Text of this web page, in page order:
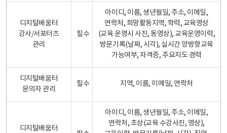
디지털배움터
강사/서포터즈
관리
필수
아이디, 이름, 생년월일, 주소, 이메일,
연락처, 희망활동지역, 학력, 교육영상
(교육 운영시 사진, 동영상), 교육운영이력,
방문기록(날짜, 시각), 실시간 양방향교육
가능여부, 자격증, 주요지도 경력
디지털배움터
문의자 관리
필수 지역, 이름, 이메일, 연락처
디지털배움터
아이디, 이름, 생년월일, 주소, 이메일,
연락처, 초상(교육 수강사진, 영상),